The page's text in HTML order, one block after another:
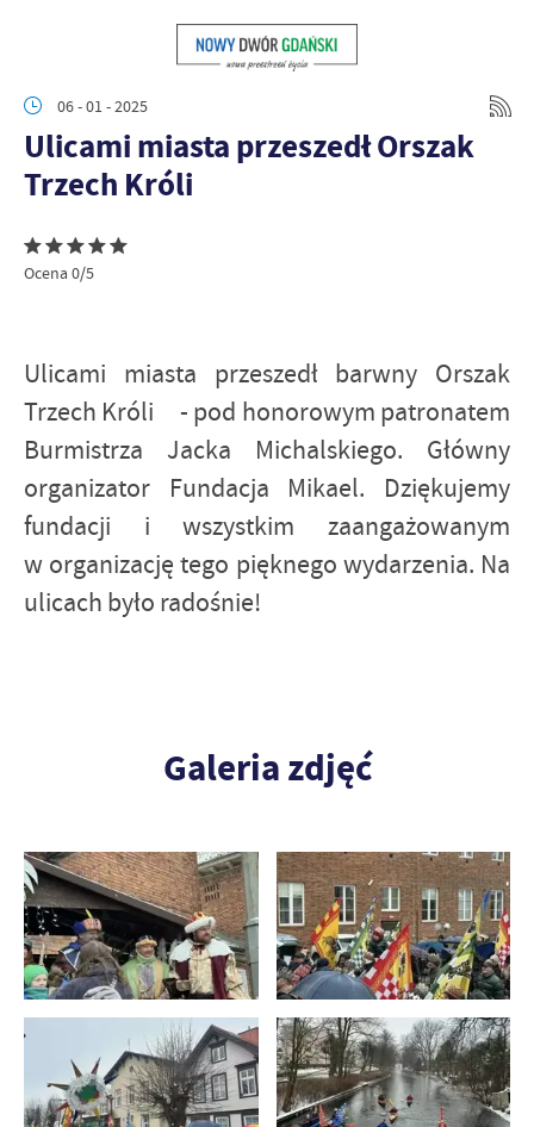
06 - 01 - 2025
Ulicami miasta przeszedł Orszak
Trzech Króli
Ocena 0/5
Ulicami miasta przeszedł barwny Orszak
Trzech Króli - pod honorowym patronatem
Burmistrza Jacka Michalskiego. Główny
organizator Fundacja Mikael. Dziękujemy
fundacji i wszystkim zaangażowanym
w organizację tego pięknego wydarzenia. Na
ulicach było radośnie!
Galeria zdjęć